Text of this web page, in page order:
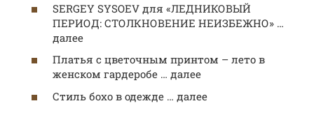
SERGEY SYSOEV для «ЛЕДНИКОВЫЙ
ПЕРИОД: СТОЛКНОВЕНИЕ НЕИЗБЕЖНО» …
далее
Платья с цветочным принтом – лето в
женском гардеробе … далее
Стиль бохо в одежде … далее